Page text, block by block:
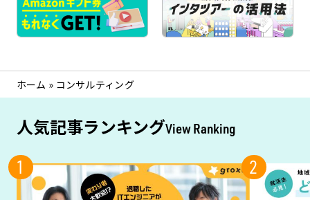
ホーム » コンサルティング
人気記事ランキングView Ranking
1 2